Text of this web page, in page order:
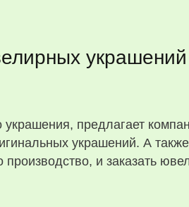
украшения, предлагает
украшений. А
и заказать